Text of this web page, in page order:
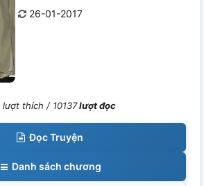
26-01-2017
lượt thích / 10137lượt đọc
Đọc Truyện
Danh sách chương